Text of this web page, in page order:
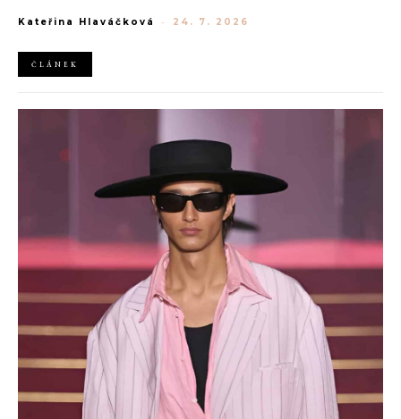
22. do 28. září přivítá tradiční jména, pozornost však zaměří
Moschino.
Kateřina Hlaváčková - 24. 7. 2026
ČLÁNEK